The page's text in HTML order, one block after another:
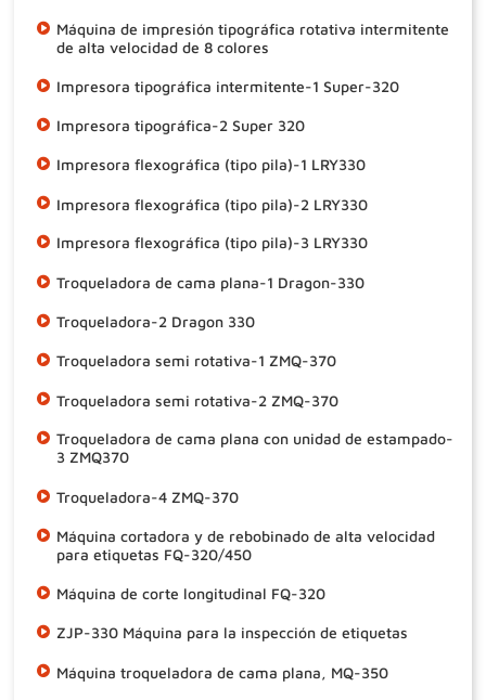
Máquina de impresión tipográfica rotativa intermitente
de alta velocidad de 8 colores
Impresora tipográfica intermitente-1 Super-320
Impresora tipográfica-2 Super 320
Impresora flexográfica (tipo pila)-1 LRY330
Impresora flexográfica (tipo pila)-2 LRY330
Impresora flexográfica (tipo pila)-3 LRY330
Troqueladora de cama plana-1 Dragon-330
Troqueladora-2 Dragon 330
Troqueladora semi rotativa-1 ZMQ-370
Troqueladora semi rotativa-2 ZMQ-370
Troqueladora de cama plana con unidad de estampado-
3 ZMQ370
Troqueladora-4 ZMQ-370
Máquina cortadora y de rebobinado de alta velocidad
para etiquetas FQ-320/450
Máquina de corte longitudinal FQ-320
ZJP-330 Máquina para la inspección de etiquetas
Máquina troqueladora de cama plana, MQ-350